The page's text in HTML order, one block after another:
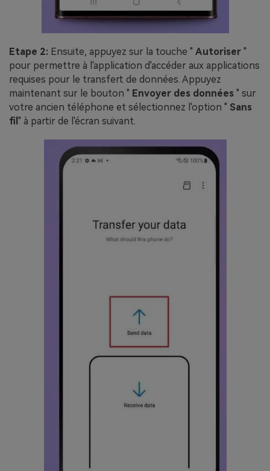
Etape 2: Ensuite, appuyez sur la touche " Autoriser "
pour permettre à l'application d'accéder aux applications
requises pour le transfert de données. Appuyez
maintenant sur le bouton " Envoyer des données " sur
votre ancien téléphone et sélectionnez l'option " Sans
fil " à partir de l'écran suivant.